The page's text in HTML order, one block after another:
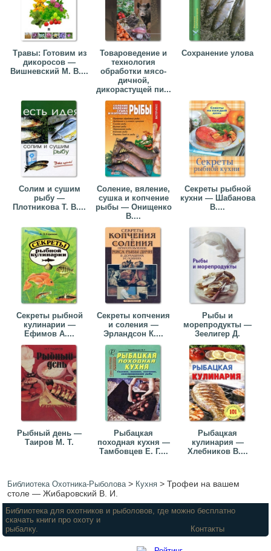
Травы: Готовим из
дикоросов —
Вишневский М. В....
Товароведение и
технология
обработки мясо-
дичной,
дикорастущей пи...
Сохранение улова
Солим и сушим
рыбу —
Плотникова Т. В....
Соление, вяление,
сушка и копчение
рыбы — Онищенко
В....
Секреты рыбной
кухни — Шабанова
В....
Секреты рыбной
кулинарии —
Ефимов А....
Секреты копчения
и соления —
Эрландсон К....
Рыбы и
морепродукты —
Зеелигер Д.
Рыбный день —
Таиров М. Т.
Рыбацкая
походная кухня —
Тамбовцев Е. Г....
Рыбацкая
кулинария —
Хлебников В....
Библиотека Охотника-Рыболова> Кухня >Трофеи на вашем
столе — Жибаровский В. И.
Библиотека для охотников и рыболовов, где можно бесплатно
скачать книги про охоту и
рыбалку.
Контакты